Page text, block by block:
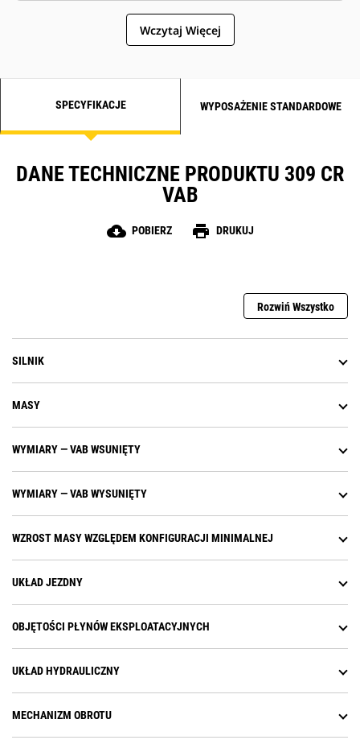
Wczytaj Więcej
SPECYFIKACJE WYPOSAŻENIE STANDARDOWE
DANE TECHNICZNE PRODUKTU 309 CR
VAB
cloud_download POBIERZ print DRUKUJ
Rozwiń Wszystko
SILNIK
MASY
WYMIARY — VAB WSUNIĘTY
WYMIARY — VAB WYSUNIĘTY
WZROST MASY WZGLĘDEM KONFIGURACJI MINIMALNEJ
UKŁAD JEZDNY
OBJĘTOŚCI PŁYNÓW EKSPLOATACYJNYCH
UKŁAD HYDRAULICZNY
MECHANIZM OBROTU